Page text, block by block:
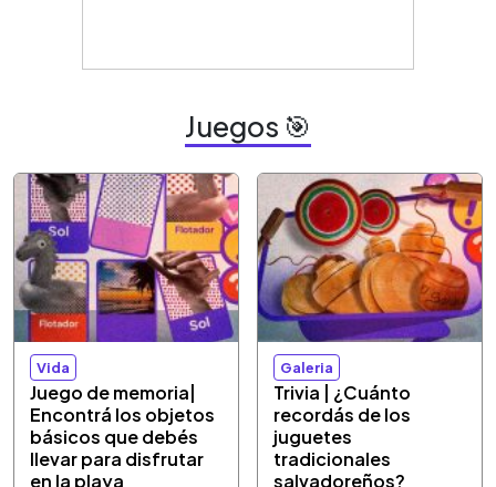
Juegos 🎯
Vida
Juego de memoria|
Encontrá los objetos
básicos que debés
llevar para disfrutar
en la playa
Galeria
Trivia | ¿Cuánto
recordás de los
juguetes
tradicionales
salvadoreños?